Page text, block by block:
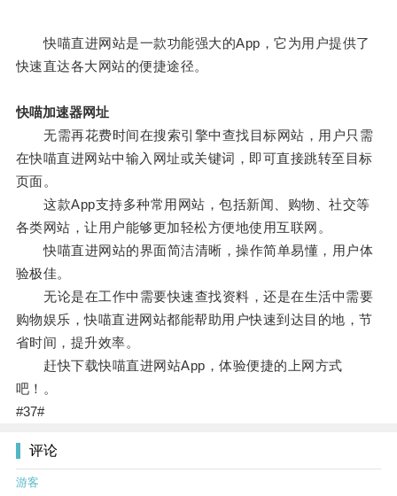
快喵直进网站是一款功能强大的App，它为用户提供了
快速直达各大网站的便捷途径。
快喵加速器网址
无需再花费时间在搜索引擎中查找目标网站，用户只需
在快喵直进网站中输入网址或关键词，即可直接跳转至目标
页面。
这款App支持多种常用网站，包括新闻、购物、社交等
各类网站，让用户能够更加轻松方便地使用互联网。
快喵直进网站的界面简洁清晰，操作简单易懂，用户体
验极佳。
无论是在工作中需要快速查找资料，还是在生活中需要
购物娱乐，快喵直进网站都能帮助用户快速到达目的地，节
省时间，提升效率。
赶快下载快喵直进网站App，体验便捷的上网方式
吧！。
#37#
评论
游客